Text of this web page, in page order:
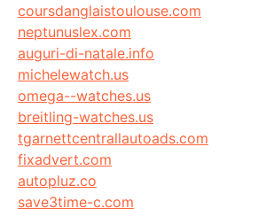
coursdanglaistoulouse.com
neptunuslex.com
auguri-di-natale.info
michelewatch.us
omega--watches.us
breitling-watches.us
tgarnettcentrallautoads.com
fixadvert.com
autopluz.co
save3time-c.com